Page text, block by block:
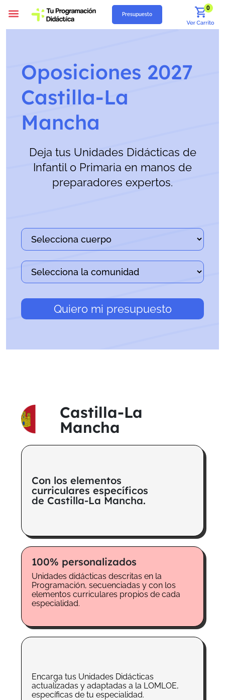
Presupuesto
0
Oposiciones 2027
Castilla-La
Mancha
Deja tus Unidades Didácticas de
Infantil o Primaria en manos de
preparadores expertos.
Quiero mi presupuesto
Castilla-La
Mancha
Con los elementos
curriculares específicos
de Castilla-La Mancha.
100% personalizados
Unidades didácticas descritas en la
Programación, secuenciadas y con los
elementos curriculares propios de cada
especialidad.
Encarga tus Unidades Didácticas
actualizadas y adaptadas a la LOMLOE,
específicas de tu especialidad.